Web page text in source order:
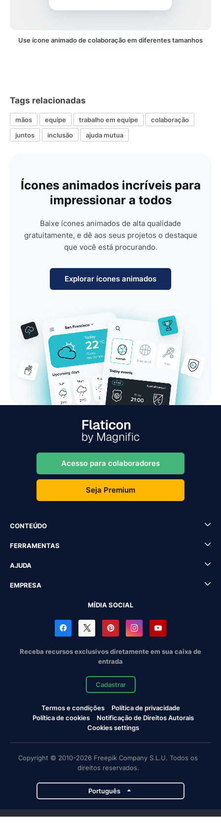
Use ícone animado de colaboração em diferentes tamanhos
Tags relacionadas
mãos equipe trabalho em equipe
colaboração
juntos
inclusão ajuda mutua
Ícones animados incríveis para
impressionar a todos
Baixe ícones animados de alta qualidade
gratuitamente, e dê aos seus projetos o destaque
que você está procurando.
Explorar ícones animados
Acesso para colaboradores
Seja Premium
CONTEÚDO
FERRAMENTAS
AJUDA
EMPRESA
MÍDIA SOCIAL
Receba recursos exclusivos diretamente em sua caixa de
entrada
Cadastrar
Termos e condições
Política de privacidade
Política de cookies
Notificação de Direitos Autorais
Cookies settings
Copyright © 2010-2026 Freepik Company S.L.U. Todos os
direitos reservados.
Português